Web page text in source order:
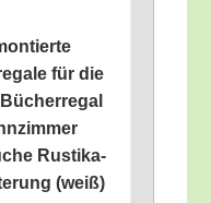
für die
Rus­ti­ka­
(weiß)